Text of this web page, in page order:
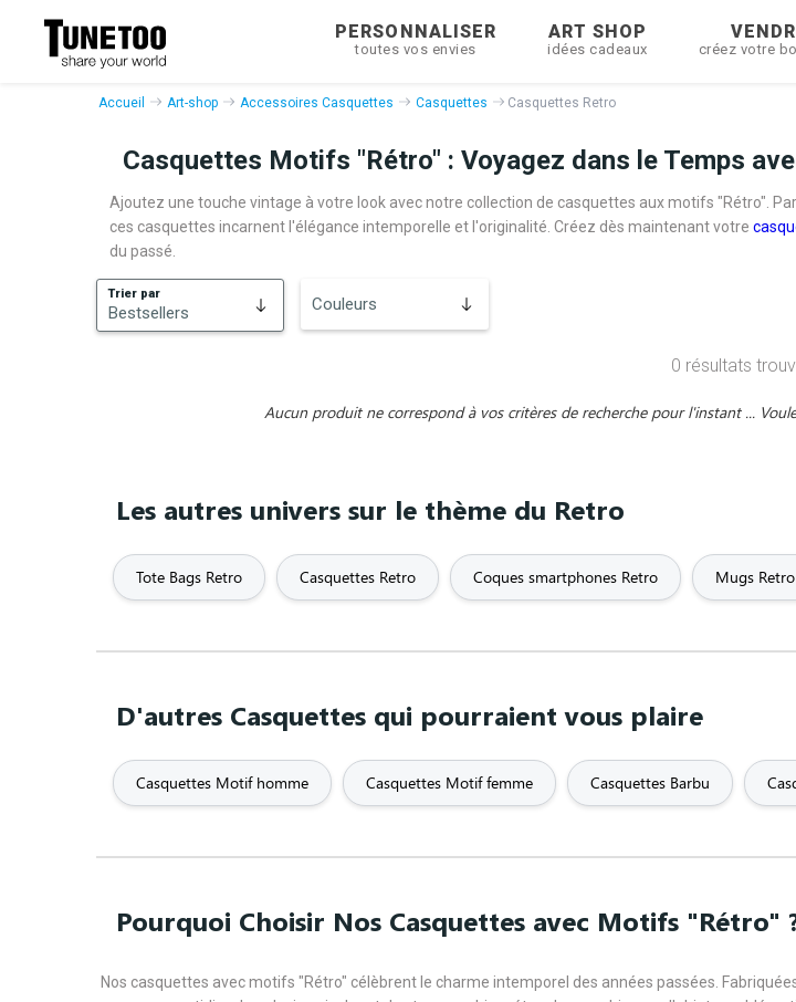
PERSONNALISER
toutes vos envies
ART SHOP
idées cadeaux créez votre
Accueil Art-shop Accessoires Casquettes Casquettes Casquettes Retro
Casquettes Motifs "Rétro" : Voyagez dans le Temps
Ajoutez une touche vintage à votre look avec notre collection de casquettes aux motifs "Rétro".
ces casquettes incarnent l'élégance intemporelle et l'originalité. Créez dès maintenant votre
du passé.
Trier par
Bestsellers Couleurs
0 résultats
Aucun produit ne correspond à vos critères de recherche pour l'instant ...
Les autres univers sur le thème du Retro
Tote Bags Retro Casquettes Retro Coques smartphones Retro Mugs Retro
D'autres Casquettes qui pourraient vous plaire
Casquettes Motif homme Casquettes Motif femme Casquettes Barbu
Pourquoi Choisir Nos Casquettes avec Motifs "Rétro"
Nos casquettes avec motifs "Rétro" célèbrent le charme intemporel des années passées.